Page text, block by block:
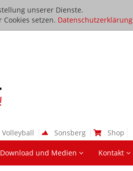
unserer Dienste.
setzen. Datenschutzerklärung
Volleyball Sonsberg Shop
Download und Medien Kontakt